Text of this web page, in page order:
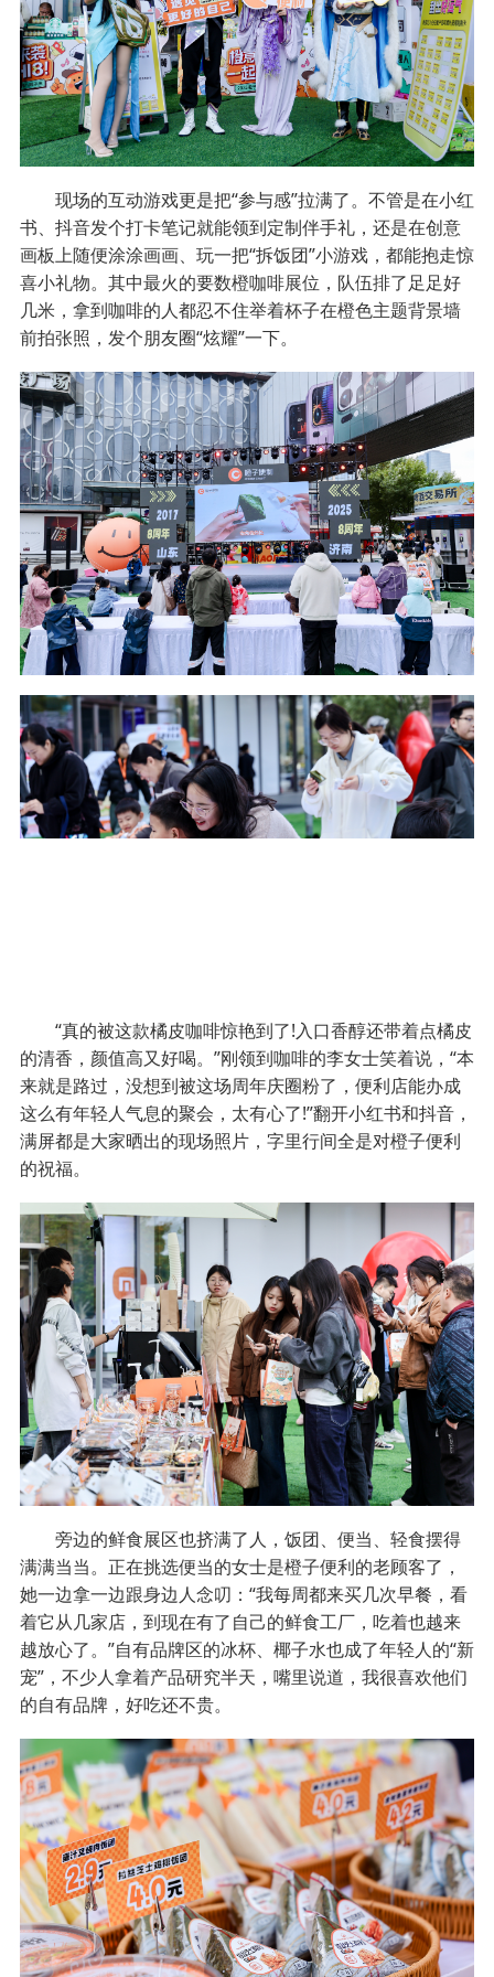
现场的互动游戏更是把“参与感”拉满了。不管是在小红
书、抖音发个打卡笔记就能领到定制伴手礼，还是在创意
画板上随便涂涂画画、玩一把“拆饭团”小游戏，都能抱走惊
喜小礼物。其中最火的要数橙咖啡展位，队伍排了足足好
几米，拿到咖啡的人都忍不住举着杯子在橙色主题背景墙
前拍张照，发个朋友圈“炫耀”一下。
“真的被这款橘皮咖啡惊艳到了!入口香醇还带着点橘皮
的清香，颜值高又好喝。”刚领到咖啡的李女士笑着说，“本
来就是路过，没想到被这场周年庆圈粉了，便利店能办成
这么有年轻人气息的聚会，太有心了!”翻开小红书和抖音，
满屏都是大家晒出的现场照片，字里行间全是对橙子便利
的祝福。
旁边的鲜食展区也挤满了人，饭团、便当、轻食摆得
满满当当。正在挑选便当的女士是橙子便利的老顾客了，
她一边拿一边跟身边人念叨：“我每周都来买几次早餐，看
着它从几家店，到现在有了自己的鲜食工厂，吃着也越来
越放心了。”自有品牌区的冰杯、椰子水也成了年轻人的“新
宠”，不少人拿着产品研究半天，嘴里说道，我很喜欢他们
的自有品牌，好吃还不贵。